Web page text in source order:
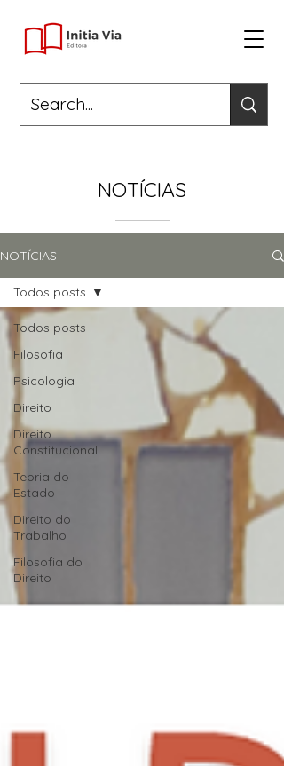
NOTÍCIAS
NOTÍCIAS
Todos posts
Filosofia
Psicologia
Direito
Direito
Constitucional
Teoria do
Estado
Direito do
Trabalho
Filosofia do
Direito
Todos posts